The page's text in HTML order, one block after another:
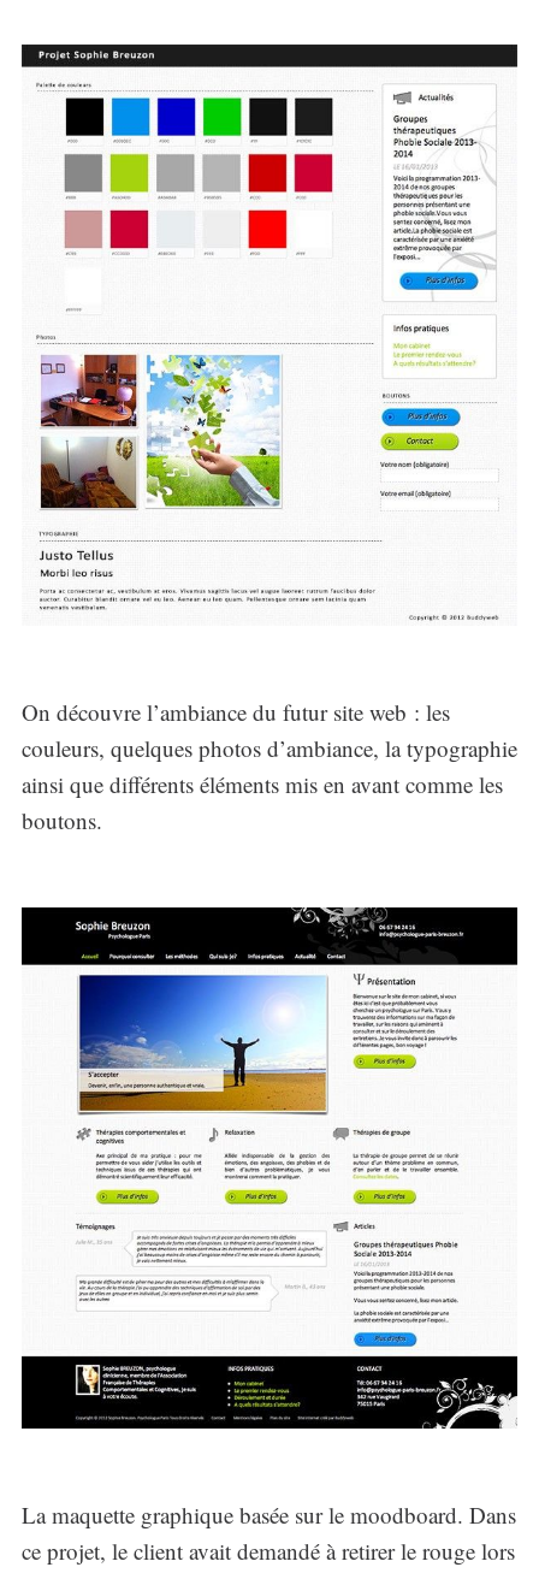
On découvre l’ambiance du futur site web : les
couleurs, quelques photos d’ambiance, la typographie
ainsi que différents éléments mis en avant comme les
boutons.
La maquette graphique basée sur le moodboard. Dans
ce projet, le client avait demandé à retirer le rouge lors